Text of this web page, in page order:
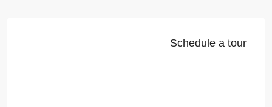
Schedule a tour